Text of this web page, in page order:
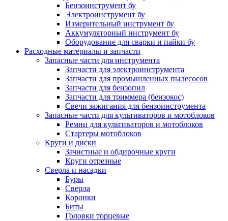
Бензоинструмент бу
Электроинструмент бу
Измерительный инструмент бу
Аккумуляторный инструмент бу
Оборудование для сварки и пайки бу
Расходные материалы и запчасти
Запасные части для инструмента
Запчасти для электроинструмента
Запчасти для промышленных пылесосов
Запчасти для бензопил
Запчасти для триммера (бензокос)
Свечи зажигания для бензоинструмента
Запасные части для культиваторов и мотоблоков
Ремни для культиваторов и мотоблоков
Стартеры мотоблоков
Круги и диски
Зачистные и обдирочные круги
Круги отрезные
Сверла и насадки
Буры
Сверла
Коронки
Биты
Головки торцевые